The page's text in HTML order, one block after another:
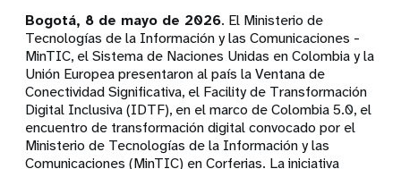
Bogotá, 8 de mayo de 2026. El Ministerio de
Tecnologías de la Información y las Comunicaciones -
MinTIC, el Sistema de Naciones Unidas en Colombia y la
Unión Europea presentaron al país la Ventana de
Conectividad Significativa, el Facility de Transformación
Digital Inclusiva (IDTF), en el marco de Colombia 5.0, el
encuentro de transformación digital convocado por el
Ministerio de Tecnologías de la Información y las
Comunicaciones (MinTIC) en Corferias. La iniciativa